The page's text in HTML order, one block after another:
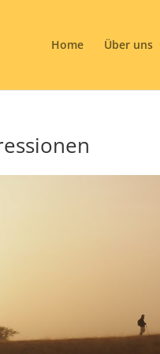
Home Über uns